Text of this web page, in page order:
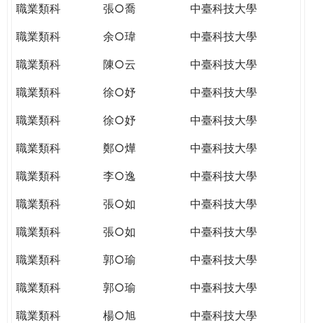
職業類科
張○喬
中臺科技大學
職業類科
余○瑋
中臺科技大學
職業類科
陳○云
中臺科技大學
職業類科
徐○妤
中臺科技大學
職業類科
徐○妤
中臺科技大學
職業類科
鄭○燁
中臺科技大學
職業類科
李○逸
中臺科技大學
職業類科
張○如
中臺科技大學
職業類科
張○如
中臺科技大學
職業類科
郭○瑜
中臺科技大學
職業類科
郭○瑜
中臺科技大學
職業類科
楊○旭
中臺科技大學